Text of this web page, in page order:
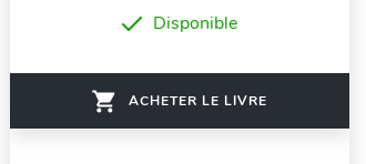
Disponible
ACHETER LE LIVRE